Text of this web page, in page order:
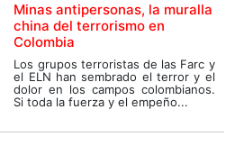
Minas antipersonas, la muralla
china del terrorismo en
Colombia
Los grupos terroristas de las Farc y
el ELN han sembrado el terror y el
dolor en los campos colombianos.
Si toda la fuerza y el empeño...